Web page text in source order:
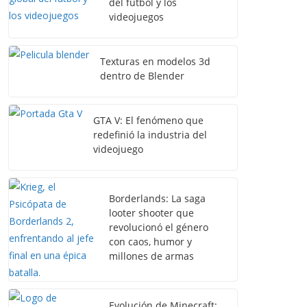
videojuegos
Texturas en modelos 3d
dentro de Blender
GTA V: El fenómeno que
redefinió la industria del
videojuego
Borderlands: La saga
looter shooter que
revolucionó el género
con caos, humor y
millones de armas